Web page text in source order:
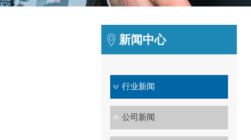
新闻中心
行业新闻
公司新闻